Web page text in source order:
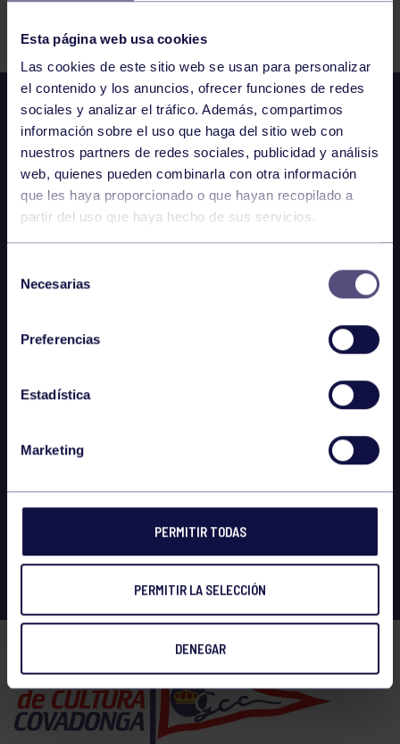
Esta página web usa cookies
Las cookies de este sitio web se usan para personalizar
el contenido y los anuncios, ofrecer funciones de redes
sociales y analizar el tráfico. Además, compartimos
información sobre el uso que haga del sitio web con
nuestros partners de redes sociales, publicidad y análisis
web, quienes pueden combinarla con otra información
que les haya proporcionado o que hayan recopilado a
partir del uso que haya hecho de sus servicios.
Necesarias
Preferencias
Estadística
Marketing
PERMITIR TODAS
PERMITIR LA SELECCIÓN
DENEGAR